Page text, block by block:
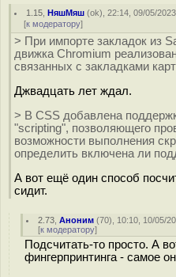
1.15 ,НяшМяш (ok), 22:14, 09/05/
[к модератору]
> При импорте закладок из
движка Chromium
связанных с закладками
Джвадцать лет ждал.
> В CSS добавлена
"scripting", позволяющего
возможности выполнения
определить включена ли
А вот ещё один способ
сидит.
2.73 ,Аноним (70), 10:10, 10/05/
[к модератору]
Подсчитать-то просто. А
фингерпринтинга - самое